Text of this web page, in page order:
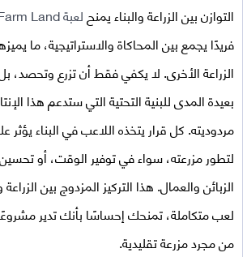
التوازن بين الزراعة والبناء يمنحلعبة Farm Land مهكرة مجانا
فريدًا يجمع بين المحاكاة والاستراتيجية، ما
الزراعة الأخرى. لا يكفي فقط أن تزرع
بعيدة المدى للبنية التحتية التي ستدعم هذا
مردوديته. كل قرار يتخذه اللاعب في البناء يؤثر
لتطور مزرعته، سواء في توفير الوقت، أو
الزبائن والعمال. هذا التركيز المزدوج بين
لعب متكاملة، تمنحك إحساسًا بأنك تدير مشروعًا
من مجرد مزرعة تقليدية.